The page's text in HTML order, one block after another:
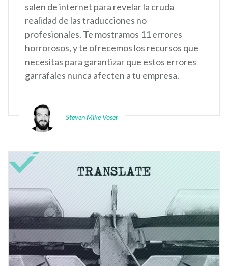
salen de internet para revelar la cruda
realidad de las traducciones no
profesionales. Te mostramos 11 errores
horrorosos, y te ofrecemos los recursos que
necesitas para garantizar que estos errores
garrafales nunca afecten a tu empresa.
Steven Mike Voser